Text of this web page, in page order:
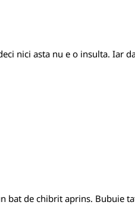
nici asta nu e o insulta. Iar
bat de chibrit aprins. Bubuie